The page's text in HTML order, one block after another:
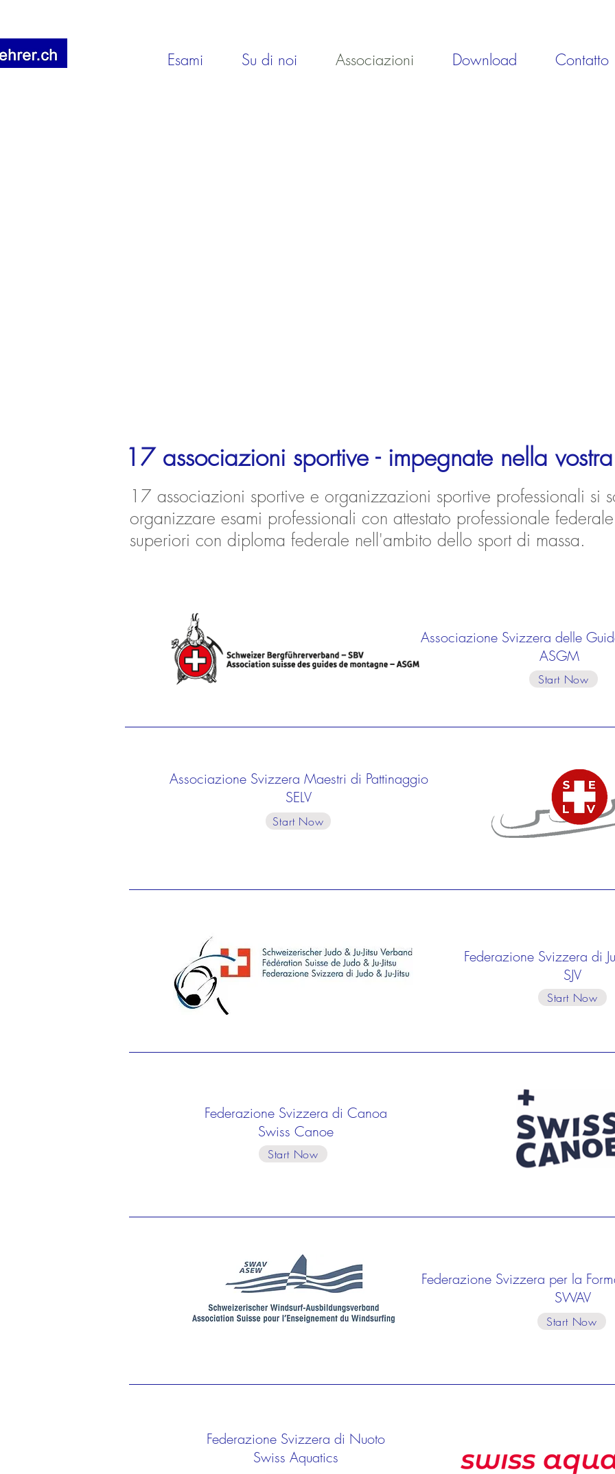
Esami Su di noi Associazioni Download Contatto
17 associazioni sportive - impegnate nella
17 associazioni sportive e organizzazioni sportive professionali si
organizzare esami professionali con attestato professionale
superiori con diploma federale nell'ambito dello sport di massa.
Associazione Svizzera delle
ASGM
Start Now
Associazione Svizzera Maestri di Pattinaggio
SELV
Start Now
Federazione Svizzera di
SJV
Start Now
Federazione Svizzera di Canoa
Swiss Canoe
Start Now
Federazione Svizzera per la
SWAV
Start Now
Federazione Svizzera di Nuoto
Swiss Aquatics